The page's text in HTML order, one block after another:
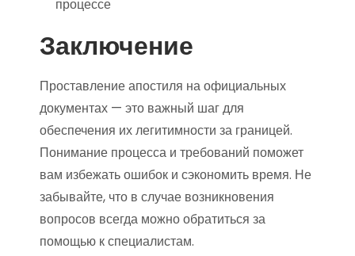
процессе
Заключение
Проставление апостиля на официальных
документах — это важный шаг для
обеспечения их легитимности за границей.
Понимание процесса и требований поможет
вам избежать ошибок и сэкономить время. Не
забывайте, что в случае возникновения
вопросов всегда можно обратиться за
помощью к специалистам.